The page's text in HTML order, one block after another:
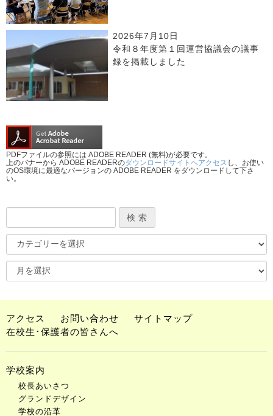
2026年7月10日
令和８年度第１回運営協議会の議事
録を掲載しました
PDFファイルの参照には ADOBE READER (無料)が必要です。
上のバナーから ADOBE READERのダウンロードサイトへアクセス し、お使い
のOS環境に最適なバージョンの ADOBE READER をダウンロードして下さ
い。
アクセス お問い合わせ
サイトマップ
在校生･保護者の皆さんへ
学校案内
校長あいさつ
グランドデザイン
学校の沿革